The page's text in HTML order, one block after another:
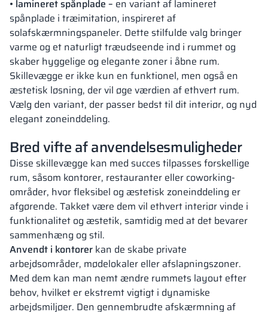
• lamineret spånplade – en variant af lamineret
spånplade i træimitation, inspireret af
solafskærmningspaneler. Dette stilfulde valg bringer
varme og et naturligt træudseende ind i rummet og
skaber hyggelige og elegante zoner i åbne rum.
Skillevægge er ikke kun en funktionel, men også en
æstetisk løsning, der vil øge værdien af ethvert rum.
Vælg den variant, der passer bedst til dit interiør, og nyd
elegant zoneinddeling.
Bred vifte af anvendelsesmuligheder
Disse skillevægge kan med succes tilpasses forskellige
rum, såsom kontorer, restauranter eller coworking-
områder, hvor fleksibel og æstetisk zoneinddeling er
afgørende. Takket være dem vil ethvert interiør vinde i
funktionalitet og æstetik, samtidig med at det bevarer
sammenhæng og stil.
Anvendt i kontorer kan de skabe private
arbejdsområder, mødelokaler eller afslapningszoner.
Med dem kan man nemt ændre rummets layout efter
behov, hvilket er ekstremt vigtigt i dynamiske
arbejdsmiljøer. Den gennembrudte afskærmning af